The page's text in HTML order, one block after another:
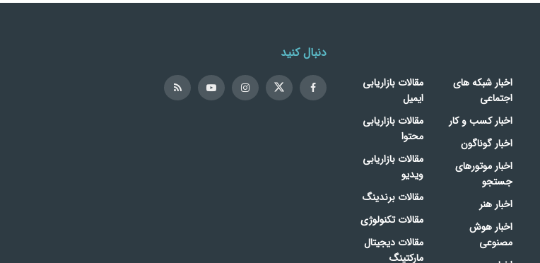
اخبار شبکه های
اجتماعی
اخبار کسب و کار
اخبار گوناگون
اخبار موتورهای
جستجو
اخبار هنر
اخبار هوش
مصنوعی
مقالات بازاریابی
ایمیل
مقالات بازاریابی
محتوا
مقالات بازاریابی
ویدیو
مقالات برندینگ
مقالات تکنولوژی
مقالات دیجیتال
مارکتینگ
دنبال کنید